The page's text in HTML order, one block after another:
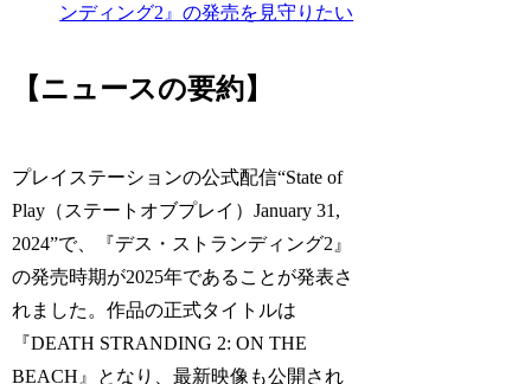
ンディング2』の発売を見守りたい
【ニュースの要約】
プレイステーションの公式配信“State of
Play（ステートオブプレイ）January 31,
2024”で、『デス・ストランディング2』
の発売時期が2025年であることが発表さ
れました。作品の正式タイトルは
『DEATH STRANDING 2: ON THE
BEACH』となり、最新映像も公開され